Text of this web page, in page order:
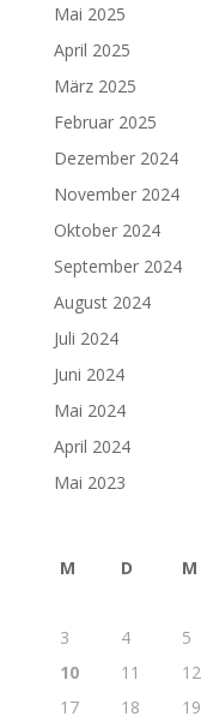
Mai 2025
April 2025
März 2025
Februar 2025
Dezember 2024
November 2024
Oktober 2024
September 2024
August 2024
Juli 2024
Juni 2024
Mai 2024
April 2024
Mai 2023
M D M
3
4 5
10
11 12
17
18 19